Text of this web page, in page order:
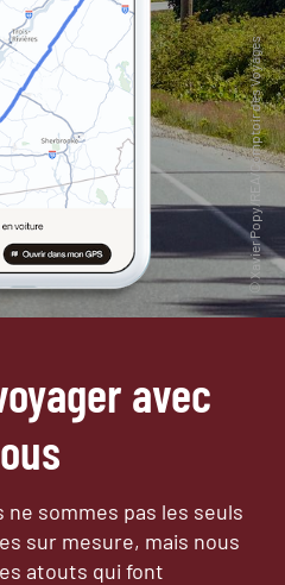
avec
sommes pas les seuls
sur mesure, mais nous
atouts qui font